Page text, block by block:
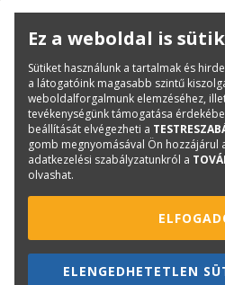
Hírlevél
Leiratkozás
Ez a weboldal is
Sütiket használunk a tartalmak és
a látogatóink magasabb szintű
weboldalforgalmunk elemzéséhez,
tevékenységünk támogatása
beállítását elvégezheti a
gomb megnyomásával Ön hozzájárul
adatkezelési szabályzatunkról a
olvashat.
ELENGEDHETETLEN